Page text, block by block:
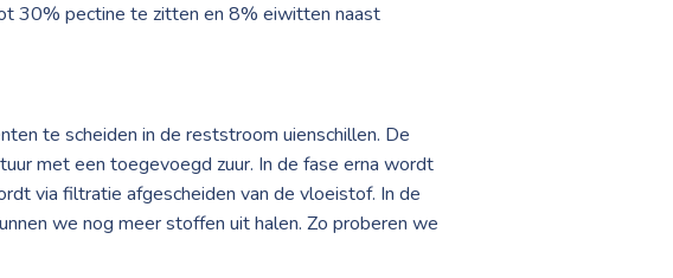
30% pectine te zitten en 8% eiwitten naast
te scheiden in de reststroom uienschillen. De
met een toegevoegd zuur. In de fase erna wordt
via filtratie afgescheiden van de vloeistof. In de
we nog meer stoffen uit halen. Zo proberen we